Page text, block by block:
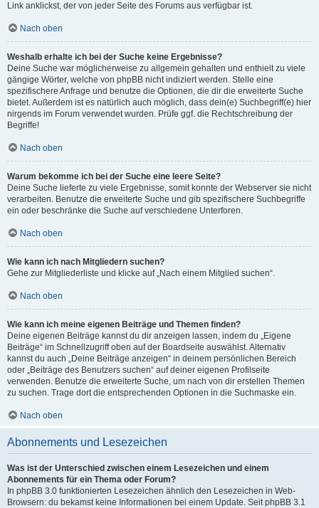
Link anklickst, der von jeder Seite des Forums aus verfügbar ist.
Nach oben
Weshalb erhalte ich bei der Suche keine Ergebnisse?
Deine Suche war möglicherweise zu allgemein gehalten und enthielt zu viele
gängige Wörter, welche von phpBB nicht indiziert werden. Stelle eine
spezifischere Anfrage und benutze die Optionen, die dir die erweiterte Suche
bietet. Außerdem ist es natürlich auch möglich, dass dein(e) Suchbegriff(e) hier
nirgends im Forum verwendet wurden. Prüfe ggf. die Rechtschreibung der
Begriffe!
Nach oben
Warum bekomme ich bei der Suche eine leere Seite?
Deine Suche lieferte zu viele Ergebnisse, somit konnte der Webserver sie nicht
verarbeiten. Benutze die erweiterte Suche und gib spezifischere Suchbegriffe
ein oder beschränke die Suche auf verschiedene Unterforen.
Nach oben
Wie kann ich nach Mitgliedern suchen?
Gehe zur Mitgliederliste und klicke auf „Nach einem Mitglied suchen“.
Nach oben
Wie kann ich meine eigenen Beiträge und Themen finden?
Deine eigenen Beiträge kannst du dir anzeigen lassen, indem du „Eigene
Beiträge“ im Schnellzugriff oben auf der Boardseite auswählst. Alternativ
kannst du auch „Deine Beiträge anzeigen“ in deinem persönlichen Bereich
oder „Beiträge des Benutzers suchen“ auf deiner eigenen Profilseite
verwenden. Benutze die erweiterte Suche, um nach von dir erstellen Themen
zu suchen. Trage dort die entsprechenden Optionen in die Suchmaske ein.
Nach oben
Abonnements und Lesezeichen
Was ist der Unterschied zwischen einem Lesezeichen und einem
Abonnements für ein Thema oder Forum?
In phpBB 3.0 funktionierten Lesezeichen ähnlich den Lesezeichen in Web-
Browsern: du bekamst keine Informationen bei einem Update. Seit phpBB 3.1